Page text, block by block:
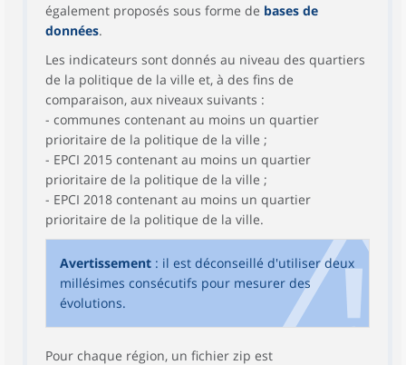
également proposés sous forme de bases de
données.
Les indicateurs sont donnés au niveau des quartiers
de la politique de la ville et, à des fins de
comparaison, aux niveaux suivants :
- communes contenant au moins un quartier
prioritaire de la politique de la ville ;
- EPCI 2015 contenant au moins un quartier
prioritaire de la politique de la ville ;
- EPCI 2018 contenant au moins un quartier
prioritaire de la politique de la ville.
Avertissement : il est déconseillé d'utiliser deux
millésimes consécutifs pour mesurer des
évolutions.
Pour chaque région, un fichier zip est